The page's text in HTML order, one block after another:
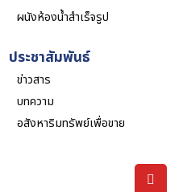
ผนังห้องน้ำสำเร็จรูป
ประชาสัมพันธ์
ข่าวสาร
บทความ
อสังหาริมทรัพย์เพื่อขาย